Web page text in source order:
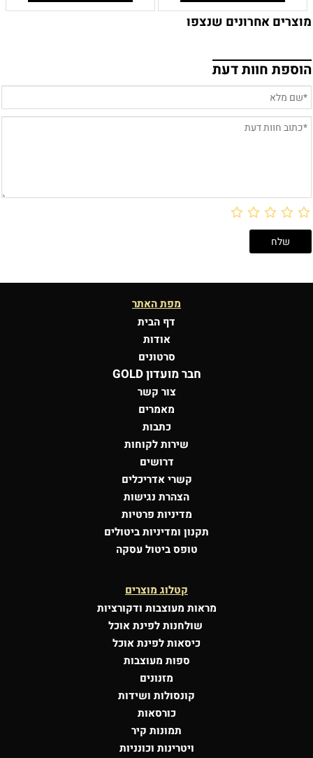
מוצרים אחרונים שנצפו
הוספת חוות דעת
מפת האתר
דף הבית
אודות
סרטונים
חבר מועדון GOLD
צור קשר
מאמרים
כתבות
שירות לקוחות
דרושים
קשרי אדריכלים
הצהרת נגישות
מדיניות פרטיות
תקנון ומדיניות ביטולים
טופס ביטול עסקה
קטלוג מוצרים
מראות מעוצבות ודקורציות
שולחנות לפינת אוכל
כיסאות לפינת אוכל
ספות מעוצבות
מזנונים
קונסולות ושידות
כורסאות
תמונות קיר
ויטרינות וכונניות